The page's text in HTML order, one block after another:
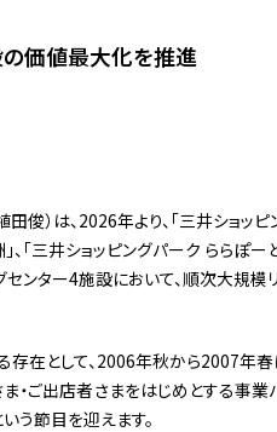
の価値最大化を推進
）は、2026年より、「三井ショッ
「三井ショッピングパーク ららぽー
ンター4施設において、順次大規模
在として、2006年秋から2007年春
・ご出店者さまをはじめとする事業
う節目を迎えます。